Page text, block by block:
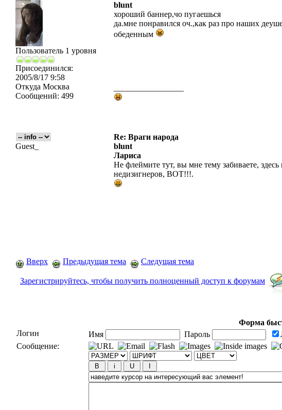
Пользователь 1 уровня
Присоединился:
2005/8/17 9:58
Откуда Москва
Сообщений: 499
blunt
хороший баннер,чо пугаешься
да.мне понравился оч.,как раз про наших
обеденным
Re: Враги народа
Guest_
blunt
Лариса
Не флеймите тут, вы мне тему забиваете,
недизигнеров, ВОТ!!!.
Вверх Предыдущая тема Следущая тема
Зарегистрируйтесь, чтобы получить полноценный доступ к форумам
Форма
Логин
Имя Пароль
Сообщение: